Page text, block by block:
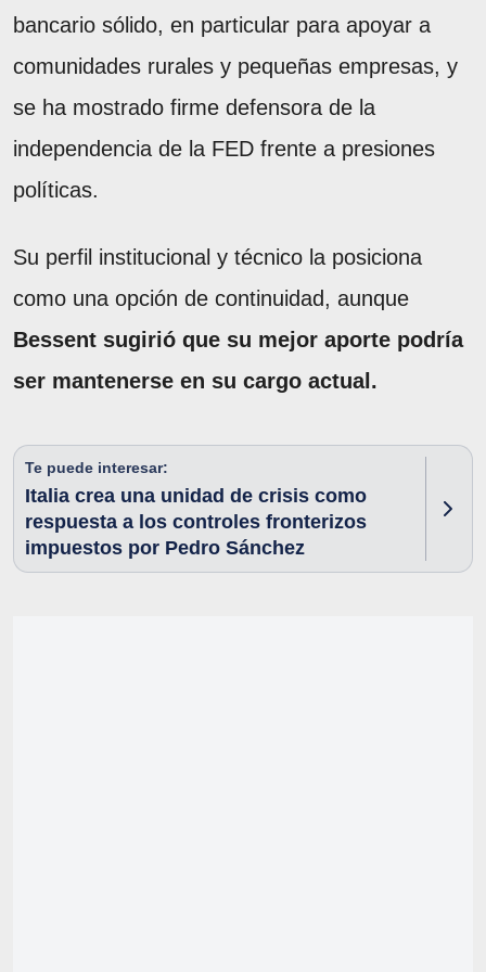
bancario sólido, en particular para apoyar a
comunidades rurales y pequeñas empresas, y
se ha mostrado firme defensora de la
independencia de la FED frente a presiones
políticas.
Su perfil institucional y técnico la posiciona
como una opción de continuidad, aunque
Bessent sugirió que su mejor aporte podría
ser mantenerse en su cargo actual.
Te puede interesar:
Italia crea una unidad de crisis como
respuesta a los controles fronterizos
impuestos por Pedro Sánchez